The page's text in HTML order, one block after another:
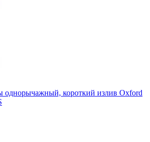
однорычажный, короткий излив Oxford